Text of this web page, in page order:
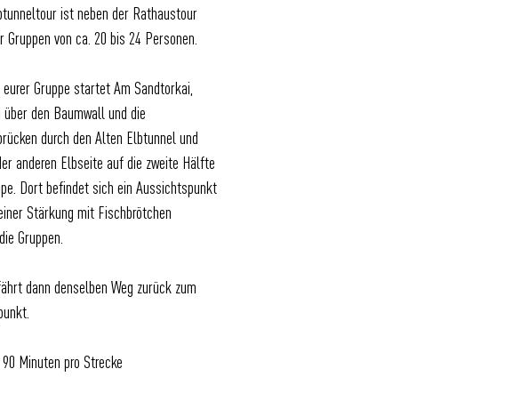
ist neben der Rathaustour
von ca. 20 bis 24 Personen.
Gruppe startet Am Sandtorkai,
den Baumwall und die
durch den Alten Elbtunnel und
anderen Elbseite auf die zweite Hälfte
Dort befindet sich ein Aussichtspunkt
Stärkung mit Fischbrötchen
Gruppen.
dann denselben Weg zurück zum
Minuten pro Strecke